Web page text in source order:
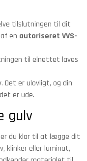
tilslutningen til dit
en autoriseret VVS-
til elnettet laves
Det er ulovligt, og din
er ude.
gulv
du klar til at lægge dit
klinker eller laminat,